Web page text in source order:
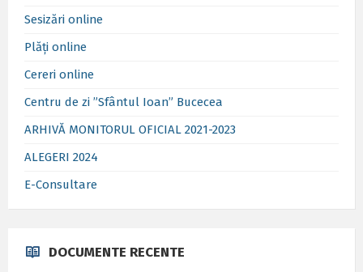
Sesizări online
Plăți online
Cereri online
Centru de zi ”Sfântul Ioan” Bucecea
ARHIVĂ MONITORUL OFICIAL 2021-2023
ALEGERI 2024
E-Consultare
DOCUMENTE RECENTE